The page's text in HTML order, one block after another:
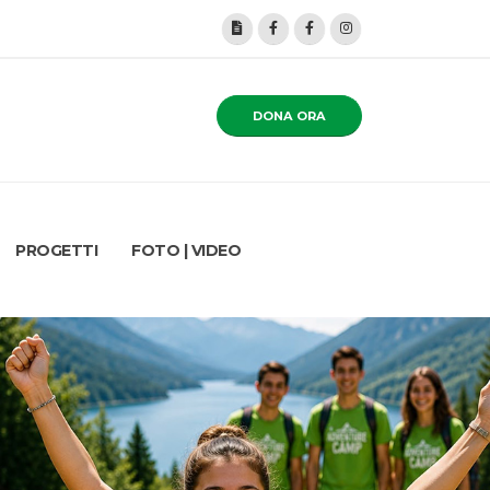
DONA ORA
PROGETTI FOTO | VIDEO